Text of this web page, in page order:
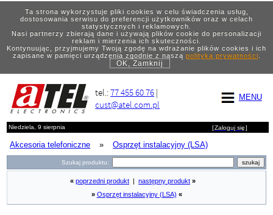
Ta strona wykorzystuje pliki cookies w celu świadczenia usług,
dostosowania serwisu do preferencji użytkowników oraz w celach
statystycznych i reklamowych.
Nasi partnerzy zbierają dane i używają plików cookie do personalizacji
reklam i mierzenia ich skuteczności.
Kontynuując, przyjmujemy Twoją zgodę na wdrażanie plików cookies i ich
zapisane w pamięci urządzenia zgodnie z naszą polityką prywatności.
OK, Zamknij
MENU
tel.:77 455 60 76 |
cust@atel.com.pl
Niedziela, 9 sierpnia [Zaloguj się]
Akcesoria telefoniczne » Osprzęt instalacyjny (LSA)
Szukaj produktu:
« poprzedni produkt następny produkt »
» Osprzęt instalacyjny (LSA) «